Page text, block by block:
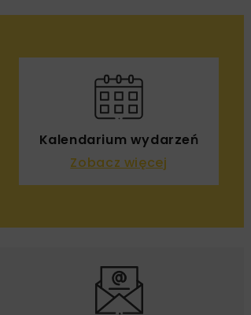
Kalendarium wydarzeń
Zobacz więcej